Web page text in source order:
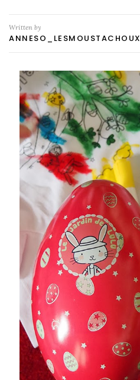
Written by
ANNESO_LESMOUSTACHOUX